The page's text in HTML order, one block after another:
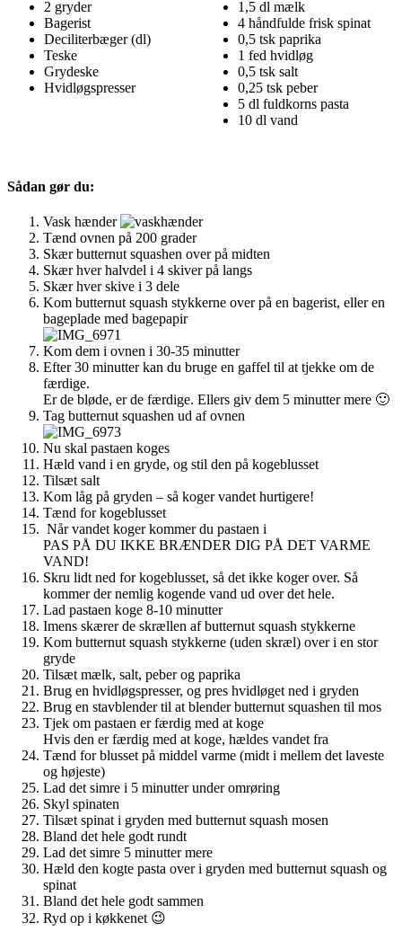
2 gryder
Bagerist
Deciliterbæger (dl)
Teske
Grydeske
Hvidløgspresser
1,5 dl mælk
4 håndfulde frisk spinat
0,5 tsk paprika
1 fed hvidløg
0,5 tsk salt
0,25 tsk peber
5 dl fuldkorns pasta
10 dl vand
Sådan gør du:
Vask hænder
Tænd ovnen på 200 grader
Skær butternut squashen over på midten
Skær hver halvdel i 4 skiver på langs
Skær hver skive i 3 dele
Kom butternut squash stykkerne over på en bagerist, eller en
bageplade med bagepapir
Kom dem i ovnen i 30-35 minutter
Efter 30 minutter kan du bruge en gaffel til at tjekke om de
færdige.
Er de bløde, er de færdige. Ellers giv dem 5 minutter mere 🙂
Tag butternut squashen ud af ovnen
Nu skal pastaen koges
Hæld vand i en gryde, og stil den på kogeblusset
Tilsæt salt
Kom låg på gryden – så koger vandet hurtigere!
Tænd for kogeblusset
Når vandet koger kommer du pastaen i
PAS PÅ DU IKKE BRÆNDER DIG PÅ DET VARME
VAND!
Skru lidt ned for kogeblusset, så det ikke koger over. Så
kommer der nemlig kogende vand ud over det hele.
Lad pastaen koge 8-10 minutter
Imens skærer de skrællen af butternut squash stykkerne
Kom butternut squash stykkerne (uden skræl) over i en stor
gryde
Tilsæt mælk, salt, peber og paprika
Brug en hvidløgspresser, og pres hvidløget ned i gryden
Brug en stavblender til at blender butternut squashen til mos
Tjek om pastaen er færdig med at koge
Hvis den er færdig med at koge, hældes vandet fra
Tænd for blusset på middel varme (midt i mellem det laveste
og højeste)
Lad det simre i 5 minutter under omrøring
Skyl spinaten
Tilsæt spinat i gryden med butternut squash mosen
Bland det hele godt rundt
Lad det simre 5 minutter mere
Hæld den kogte pasta over i gryden med butternut squash og
spinat
Bland det hele godt sammen
Ryd op i køkkenet 😉